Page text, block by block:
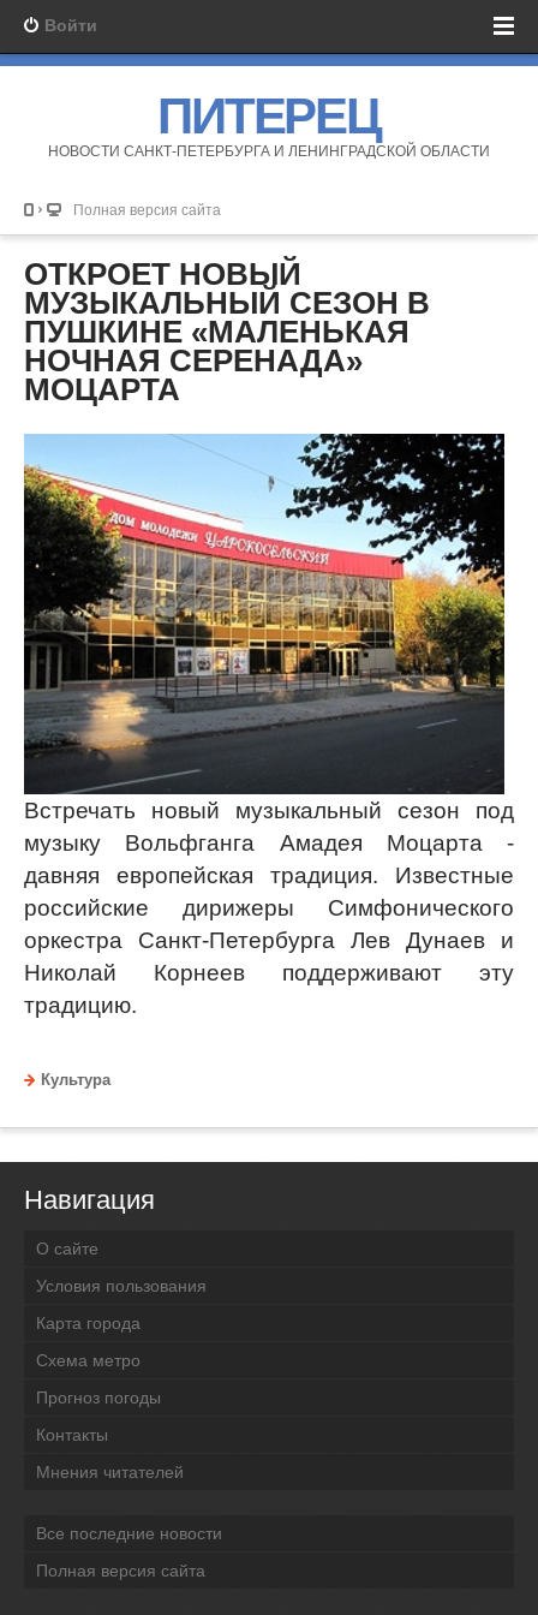
Войти
ПИТЕРЕЦ
НОВОСТИ САНКТ-ПЕТЕРБУРГА И ЛЕНИНГРАДСКОЙ ОБЛАСТИ
Полная версия сайта
ОТКРОЕТ НОВЫЙ
МУЗЫКАЛЬНЫЙ СЕЗОН В
ПУШКИНЕ «МАЛЕНЬКАЯ
НОЧНАЯ СЕРЕНАДА»
МОЦАРТА
Встречать новый музыкальный сезон под
музыку Вольфганга Амадея Моцарта -
давняя европейская традиция. Известные
российские дирижеры Симфонического
оркестра Санкт-Петербурга Лев Дунаев и
Николай Корнеев поддерживают эту
традицию.
Культура
Навигация
О сайте
Условия пользования
Карта города
Схема метро
Прогноз погоды
Контакты
Мнения читателей
Все последние новости
Полная версия сайта